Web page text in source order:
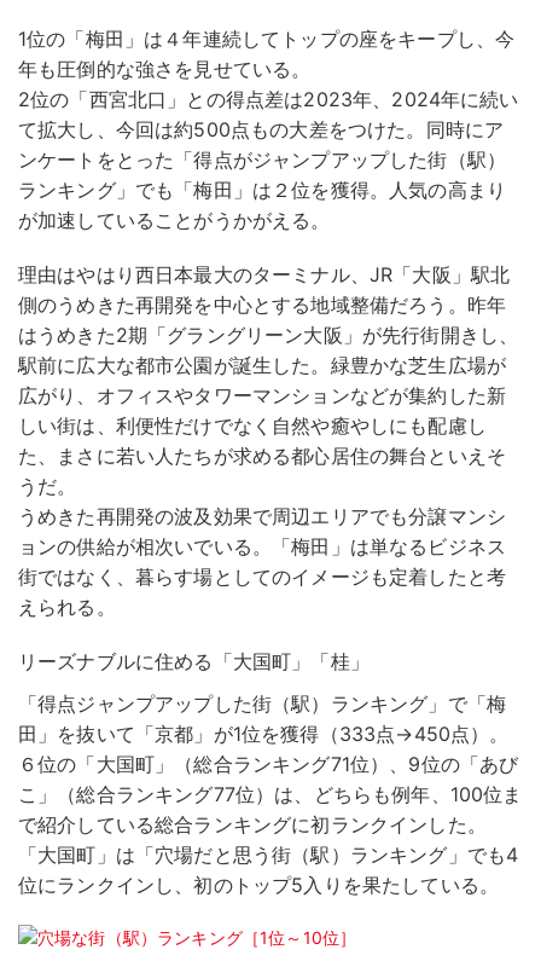
1位の「梅田」は４年連続してトップの座をキープし、今
年も圧倒的な強さを見せている。
2位の「西宮北口」との得点差は2023年、2024年に続い
て拡大し、今回は約500点もの大差をつけた。同時にア
ンケートをとった「得点がジャンプアップした街（駅）
ランキング」でも「梅田」は２位を獲得。人気の高まり
が加速していることがうかがえる。
理由はやはり西日本最大のターミナル、JR「大阪」駅北
側のうめきた再開発を中心とする地域整備だろう。昨年
はうめきた2期「グラングリーン大阪」が先行街開きし、
駅前に広大な都市公園が誕生した。緑豊かな芝生広場が
広がり、オフィスやタワーマンションなどが集約した新
しい街は、利便性だけでなく自然や癒やしにも配慮し
た、まさに若い人たちが求める都心居住の舞台といえそ
うだ。
うめきた再開発の波及効果で周辺エリアでも分譲マンシ
ョンの供給が相次いでいる。「梅田」は単なるビジネス
街ではなく、暮らす場としてのイメージも定着したと考
えられる。
リーズナブルに住める「大国町」「桂」
「得点ジャンプアップした街（駅）ランキング」で「梅
田」を抜いて「京都」が1位を獲得（333点→450点）。
６位の「大国町」（総合ランキング71位）、9位の「あび
こ」（総合ランキング77位）は、どちらも例年、100位ま
で紹介している総合ランキングに初ランクインした。
「大国町」は「穴場だと思う街（駅）ランキング」でも4
位にランクインし、初のトップ5入りを果たしている。